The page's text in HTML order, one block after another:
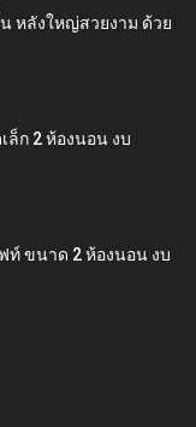
หลังใหญ่สวยงาม ด้วย
ล็ก 2 ห้องนอน งบ
ขนาด 2 ห้องนอน งบ